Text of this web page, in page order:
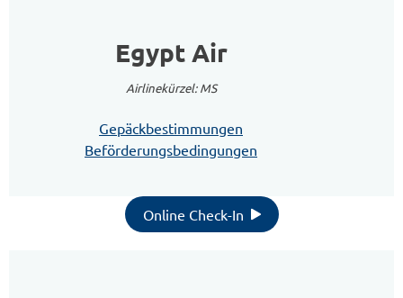
Egypt Air
Airlinekürzel: MS
Gepäckbestimmungen
Beförderungsbedingungen
Online Check-In